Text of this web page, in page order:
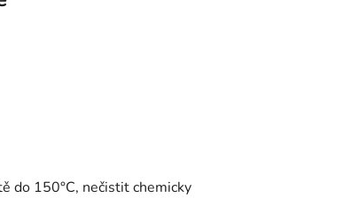
do 150°C, nečistit chemicky